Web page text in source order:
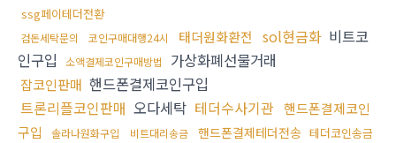
ssg페이테더전환
검돈세탁문의 코인구매대행24시 태더원화환전 sol현금화 비트코
인구입
소액결제코인구매방법 가상화폐선물거래
잡코인판매 핸드폰결제코인구입
트론리플코인판매 오다세탁 테더수사기관 핸드폰결제코인
구입
솔라나원화구입 비트대리송금 핸드폰결제테더전송 테더코인송금